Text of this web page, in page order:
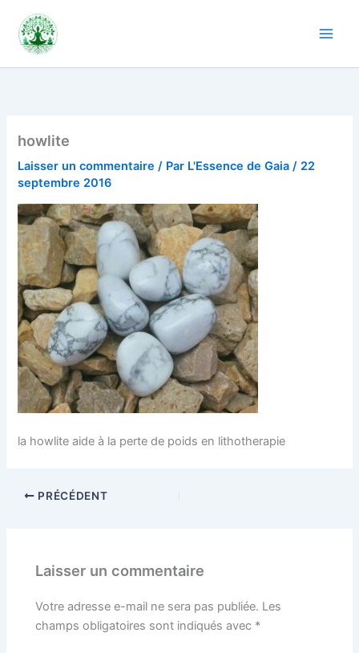
contenu
howlite
Laisser un commentaire / Par L'Essence de Gaia/ 22
septembre 2016
la howlite aide à la perte de poids en lithotherapie
PRÉCÉDENT
Laisser un commentaire
Votre adresse e-mail ne sera pas publiée. Les
champs obligatoires sont indiqués avec *